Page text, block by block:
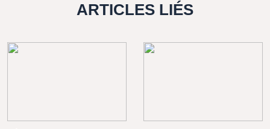
ARTICLES LIÉS